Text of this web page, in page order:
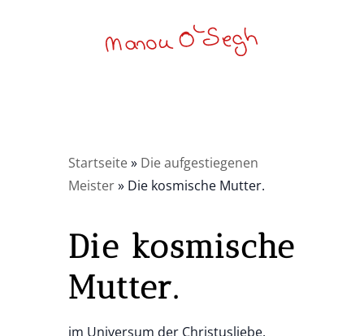
Startseite» Die aufgestiegenen
Meister» Die kosmische Mutter.
Die kosmische
Mutter.
im Universum der Christusliebe.